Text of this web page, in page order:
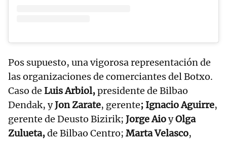
Pos supuesto, una vigorosa representación de
las organizaciones de comerciantes del Botxo.
Caso de Luis Arbiol,presidente de Bilbao
Dendak, yJon Zarate, gerente; Ignacio Aguirre,
gerente de Deusto Bizirik; Jorge AioyOlga
Zulueta,de Bilbao Centro; Marta Velasco,